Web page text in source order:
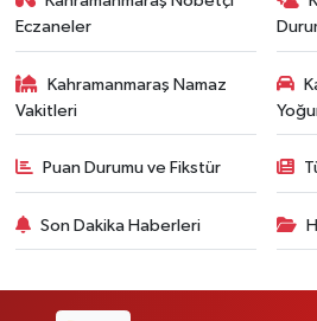
Eczaneler
Kahramanmaraş Namaz
Vakitleri
Puan Durumu ve Fikstür
Son Dakika Haberleri